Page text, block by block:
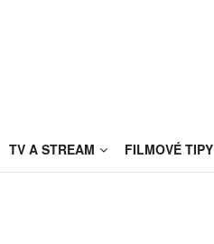
TV A STREAM FILMOVÉ TIPY